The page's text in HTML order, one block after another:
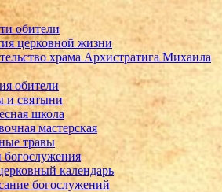
обители
церковной жизни
храма Архистратига Михаила
обители
и святыни
школа
мастерская
травы
богослужения
календарь
богослужений